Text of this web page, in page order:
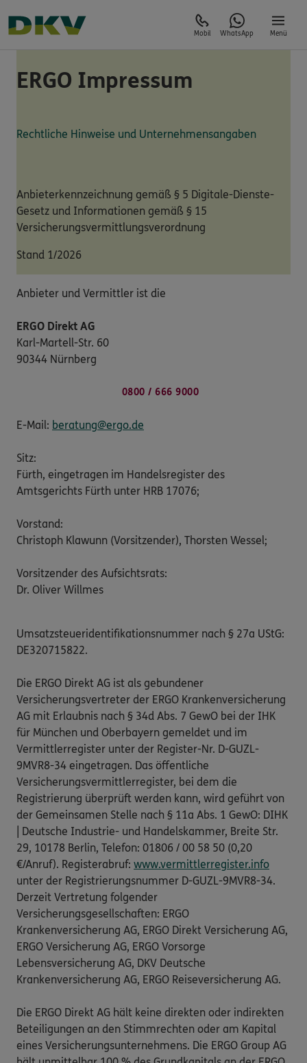
Mobil WhatsApp Menü
ERGO Impressum
Rechtliche Hinweise und Unternehmensangaben
Anbieterkennzeichnung gemäß § 5 Digitale-Dienste-
Gesetz und Informationen gemäß § 15
Versicherungsvermittlungsverordnung
Stand 1/2026
Anbieter und Vermittler ist die
ERGO Direkt AG
Karl-Martell-Str. 60
90344 Nürnberg
0800 / 666 9000
E-Mail: beratung@ergo.de
Sitz:
Fürth, eingetragen im Handelsregister des
Amtsgerichts Fürth unter HRB 17076;
Vorstand:
Christoph Klawunn (Vorsitzender), Thorsten Wessel;
Vorsitzender des Aufsichtsrats:
Dr. Oliver Willmes
Umsatzsteueridentifikationsnummer nach § 27a UStG:
DE320715822.
Die ERGO Direkt AG ist als gebundener
Versicherungsvertreter der ERGO Krankenversicherung
AG mit Erlaubnis nach § 34d Abs. 7 GewO bei der IHK
für München und Oberbayern gemeldet und im
Vermittlerregister unter der Register-Nr. D-GUZL-
9MVR8-34 eingetragen. Das öffentliche
Versicherungsvermittlerregister, bei dem die
Registrierung überprüft werden kann, wird geführt von
der Gemeinsamen Stelle nach § 11a Abs. 1 GewO: DIHK
| Deutsche Industrie- und Handelskammer, Breite Str.
29, 10178 Berlin, Telefon: 01806 / 00 58 50 (0,20
€/Anruf). Registerabruf: www.vermittlerregister.info
unter der Registrierungsnummer D-GUZL-9MVR8-34.
Derzeit Vertretung folgender
Versicherungsgesellschaften: ERGO
Krankenversicherung AG, ERGO Direkt Versicherung AG,
ERGO Versicherung AG, ERGO Vorsorge
Lebensversicherung AG, DKV Deutsche
Krankenversicherung AG, ERGO Reiseversicherung AG.
Die ERGO Direkt AG hält keine direkten oder indirekten
Beteiligungen an den Stimmrechten oder am Kapital
eines Versicherungsunternehmens. Die ERGO Group AG